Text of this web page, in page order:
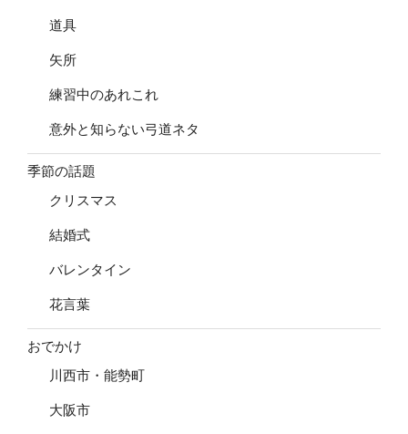
道具
矢所
練習中のあれこれ
意外と知らない弓道ネタ
季節の話題
クリスマス
結婚式
バレンタイン
花言葉
おでかけ
川西市・能勢町
大阪市